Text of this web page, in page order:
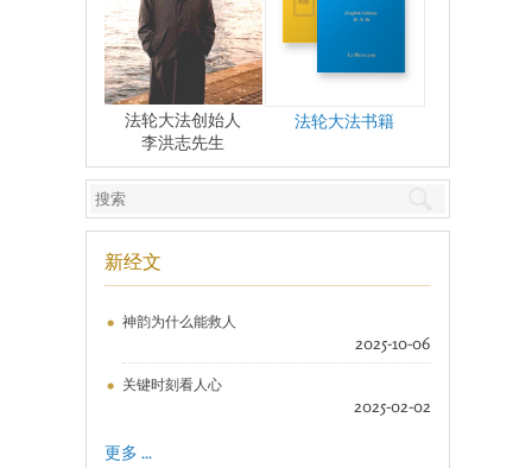
法轮大法创始人
李洪志先生
法轮大法书籍
新经文
神韵为什么能救人
2025-10-06
关键时刻看人心
2025-02-02
更多 ...